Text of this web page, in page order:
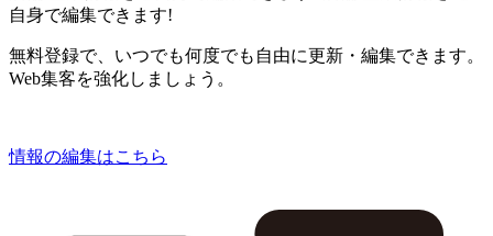
自身で編集できます!
無料登録で、いつでも何度でも自由に更新・編集できます。
Web集客を強化しましょう。
情報の編集はこちら